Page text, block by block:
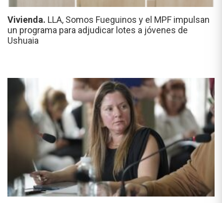
Vivienda. LLA, Somos Fueguinos y el MPF impulsan
un programa para adjudicar lotes a jóvenes de
Ushuaia